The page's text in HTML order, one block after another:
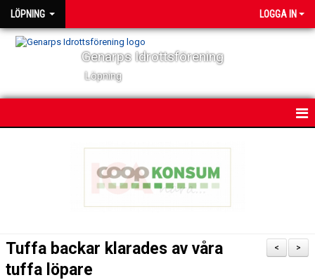
LÖPNING LOGGA IN
Genarps Idrottsförening
Löpning
VÅRA LÖPARE
>
<
Tuffa backar klarades av våra
tuffa löpare